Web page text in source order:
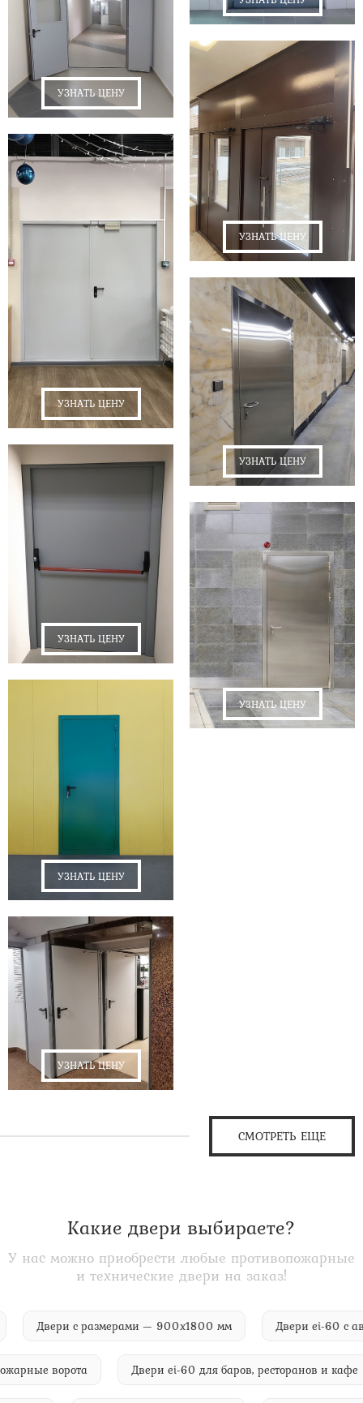
УЗНАТЬ ЦЕНУ
УЗНАТЬ ЦЕНУ
УЗНАТЬ ЦЕНУ
УЗНАТЬ ЦЕНУ
УЗНАТЬ ЦЕНУ
УЗНАТЬ ЦЕНУ
УЗНАТЬ ЦЕНУ
УЗНАТЬ ЦЕНУ
СМОТРЕТЬ ЕЩЕ
Какие двери выбираете?
У нас можно приобрести любые противопожарные
и технические двери на заказ!
Двери с размерами — 900х1800 мм Двери ei-
ворота Двери ei-60 для баров, ресторанов и кафе